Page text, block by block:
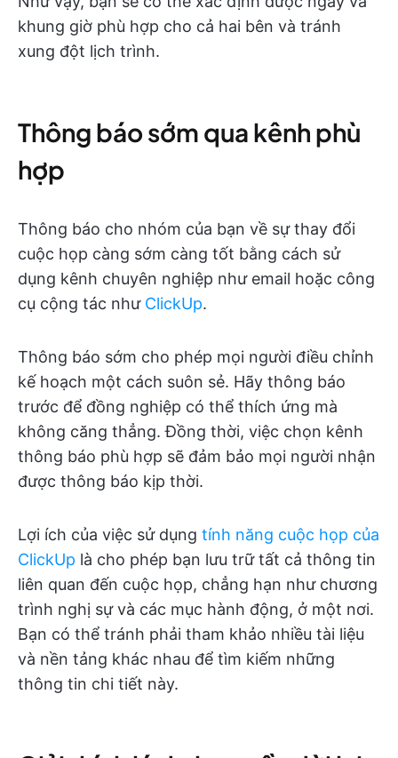
khung giờ phù hợp cho cả hai bên và tránh
xung đột lịch trình.
Thông báo sớm qua kênh phù
hợp
Thông báo cho nhóm của bạn về sự thay đổi
cuộc họp càng sớm càng tốt bằng cách sử
dụng kênh chuyên nghiệp như email hoặc công
cụ cộng tác như ClickUp.
Thông báo sớm cho phép mọi người điều chỉnh
kế hoạch một cách suôn sẻ. Hãy thông báo
trước để đồng nghiệp có thể thích ứng mà
không căng thẳng. Đồng thời, việc chọn kênh
thông báo phù hợp sẽ đảm bảo mọi người nhận
được thông báo kịp thời.
Lợi ích của việc sử dụng tính năng cuộc họp của
ClickUp là cho phép bạn lưu trữ tất cả thông tin
liên quan đến cuộc họp, chẳng hạn như chương
trình nghị sự và các mục hành động, ở một nơi.
Bạn có thể tránh phải tham khảo nhiều tài liệu
và nền tảng khác nhau để tìm kiếm những
thông tin chi tiết này.